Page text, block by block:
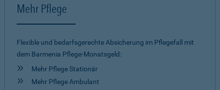
Mehr Pflege
Flexible und bedarfsgerechte Absicherung im Pflegefall mit
dem Barmenia Pflege-Monatsgeld:
Mehr Pflege Stationär
Mehr Pflege Ambulant